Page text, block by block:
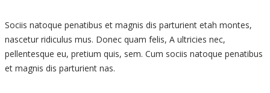
Sociis natoque penatibus et magnis dis parturient etah montes,
nascetur ridiculus mus. Donec quam felis, A ultricies nec,
pellentesque eu, pretium quis, sem. Cum sociis natoque penatibus
et magnis dis parturient nas.